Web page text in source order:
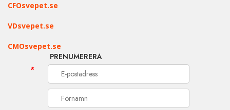
CFOsvepet.se
VDsvepet.se
CMOsvepet.se
PRENUMERERA
*